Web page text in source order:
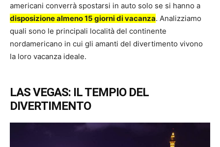
americani converrà spostarsi in auto solo se si hanno a
disposizione almeno 15 giorni di vacanza. Analizziamo
quali sono le principali località del continente
nordamericano in cui gli amanti del divertimento vivono
la loro vacanza ideale.
LAS VEGAS: IL TEMPIO DEL
DIVERTIMENTO